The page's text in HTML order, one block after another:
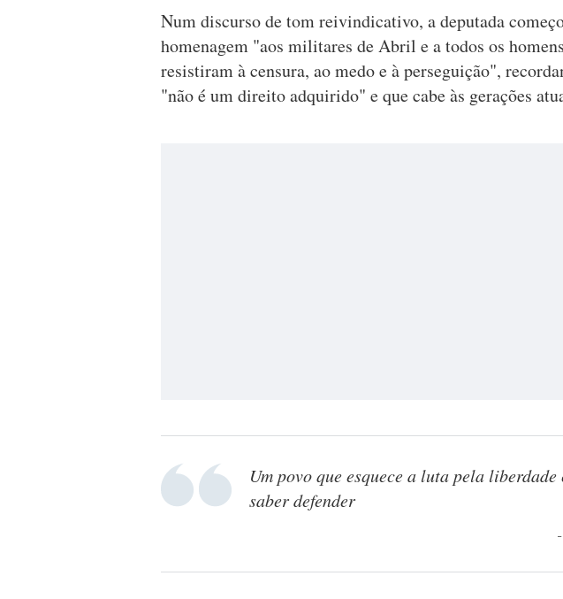
Num discurso de tom reivindicativo, a deputada
homenagem "aos militares de Abril e a todos os
resistiram à censura, ao medo e à perseguição",
"não é um direito adquirido" e que cabe às gerações
Um povo que esquece a luta pela
saber defender